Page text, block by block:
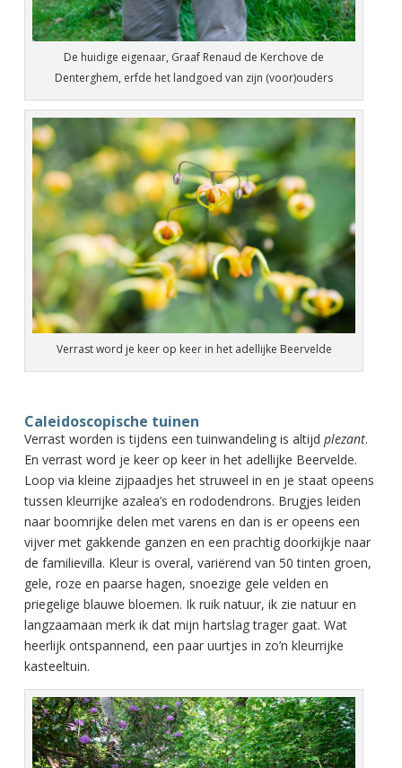
De huidige eigenaar, Graaf Renaud de Kerchove de
Denterghem, erfde het landgoed van zijn (voor)ouders
Verrast word je keer op keer in het adellijke Beervelde
Caleidoscopische tuinen
Verrast worden is tijdens een tuinwandeling is altijd plezant.
En verrast word je keer op keer in het adellijke Beervelde.
Loop via kleine zijpaadjes het struweel in en je staat opeens
tussen kleurrijke azalea’s en rododendrons. Brugjes leiden
naar boomrijke delen met varens en dan is er opeens een
vijver met gakkende ganzen en een prachtig doorkijkje naar
de familievilla. Kleur is overal, variërend van 50 tinten groen,
gele, roze en paarse hagen, snoezige gele velden en
priegelige blauwe bloemen. Ik ruik natuur, ik zie natuur en
langzaamaan merk ik dat mijn hartslag trager gaat. Wat
heerlijk ontspannend, een paar uurtjes in zo’n kleurrijke
kasteeltuin.